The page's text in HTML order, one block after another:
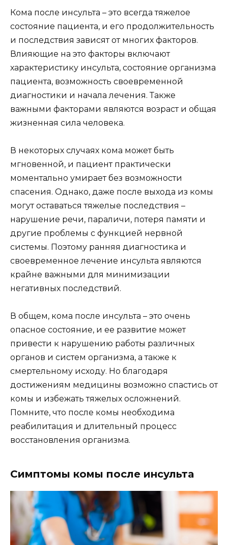
Кома после инсульта – это всегда тяжелое
состояние пациента, и его продолжительность
и последствия зависят от многих факторов.
Влияющие на это факторы включают
характеристику инсульта, состояние организма
пациента, возможность своевременной
диагностики и начала лечения. Также
важными факторами являются возраст и общая
жизненная сила человека.
В некоторых случаях кома может быть
мгновенной, и пациент практически
моментально умирает без возможности
спасения. Однако, даже после выхода из комы
могут оставаться тяжелые последствия –
нарушение речи, параличи, потеря памяти и
другие проблемы с функцией нервной
системы. Поэтому ранняя диагностика и
своевременное лечение инсульта являются
крайне важными для минимизации
негативных последствий.
В общем, кома после инсульта – это очень
опасное состояние, и ее развитие может
привести к нарушению работы различных
органов и систем организма, а также к
смертельному исходу. Но благодаря
достижениям медицины возможно спастись от
комы и избежать тяжелых осложнений.
Помните, что после комы необходима
реабилитация и длительный процесс
восстановления организма.
Симптомы комы после инсульта